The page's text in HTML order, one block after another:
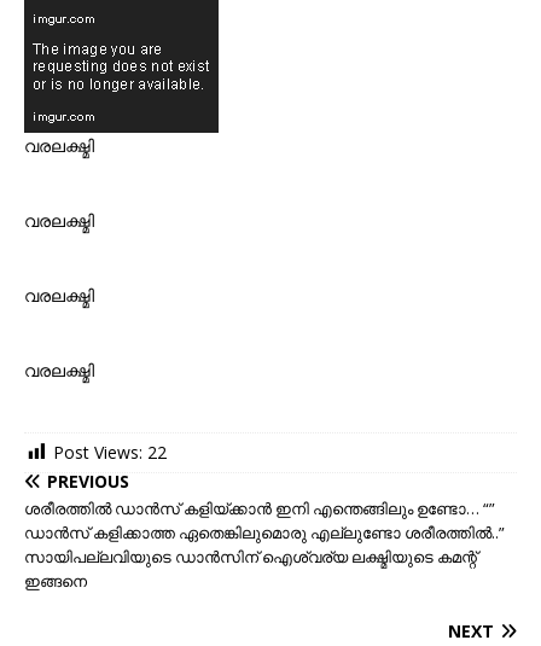
വരലക്ഷ്മി
വരലക്ഷ്മി
വരലക്ഷ്മി
വരലക്ഷ്മി
Post Views: 22
PREVIOUS
ശരീരത്തില്‍ ഡാന്‍സ് കളിയ്ക്കാന്‍ ഇനി എന്തെങ്ങിലും ഉണ്ടോ… “”
ഡാന്‍സ് കളിക്കാത്ത ഏതെങ്കിലുമൊരു എല്ലുണ്ടോ ശരീരത്തില്‍..”
സായിപല്ലവിയുടെ ഡാന്‍സിന് ഐശ്വര്യ ലക്ഷ്മിയുടെ കമന്റ്
ഇങ്ങനെ
NEXT